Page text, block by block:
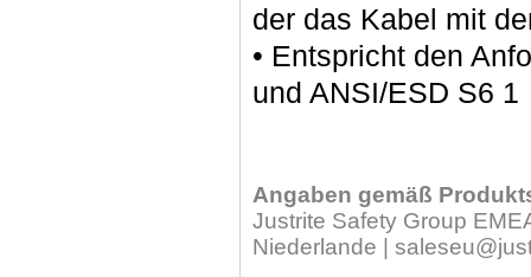
der das Kabel mit
• Entspricht den
und ANSI/ESD S6 1
Angaben gemäß
Justrite Safety Group
Niederlande |